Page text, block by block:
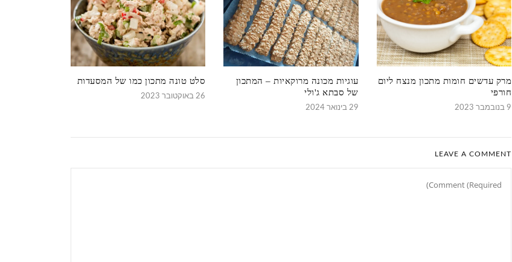
מרק עדשים חומות מתכון מנצח ליום
חורפי
9 בנובמבר 2023
עוגיות מכונה מרוקאיות – המתכון
של סבתא ג'ולי
29 בינואר 2024
סלט טונה מתכון כמו של המסעדות
26 באוקטובר 2023
LEAVE A COMMENT